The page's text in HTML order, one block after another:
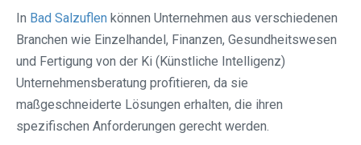
In Bad Salzuflen können Unternehmen aus verschiedenen
Branchen wie Einzelhandel, Finanzen, Gesundheitswesen
und Fertigung von der Ki (Künstliche Intelligenz)
Unternehmensberatung profitieren, da sie
maßgeschneiderte Lösungen erhalten, die ihren
spezifischen Anforderungen gerecht werden.